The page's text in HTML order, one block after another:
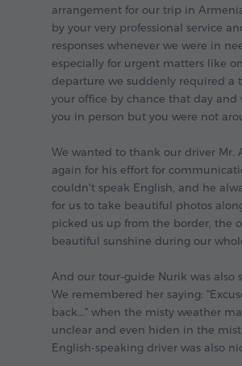
arrangement for our trip in
by your very professional service
responses whenever we were in
especially for urgent matters like
departure we suddenly required a
your office by chance that day
you in person but you were not
We wanted to thank our driver Mr.
again for his effort for
couldn't speak English, and he
for us to take beautiful photos
picked us up from the border, the
beautiful sunshine during our
And our tour-guide Nurik was also
We remembered her saying:
back..." when the misty weather
unclear and even hiden in the
English-speaking driver was also